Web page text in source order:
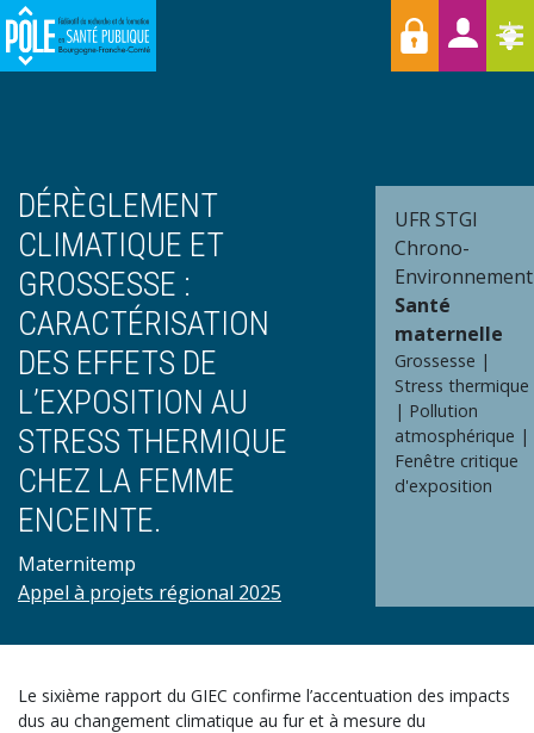
Aller
au
contenu
T
Menu
Raccourcis
DÉRÈGLEMENT
CLIMATIQUE ET
GROSSESSE :
CARACTÉRISATION
DES EFFETS DE
L’EXPOSITION AU
STRESS THERMIQUE
CHEZ LA FEMME
ENCEINTE.
Maternitemp
Appel à projets régional 2025
UFR STGI
Chrono-
Environnement
Santé
maternelle
Grossesse
Stress thermique
Pollution
atmosphérique
Fenêtre critique
d'exposition
Le sixième rapport du GIEC confirme l’accentuation des impacts
dus au changement climatique au fur et à mesure du